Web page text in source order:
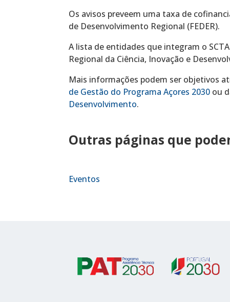
Os avisos preveem uma taxa de
de Desenvolvimento Regional (FEDER).
A lista de entidades que integram o
Regional da Ciência, Inovação e
Mais informações podem ser objetivos
de Gestão do Programa Açores 2030 ou
Desenvolvimento.
Outras páginas que
Eventos